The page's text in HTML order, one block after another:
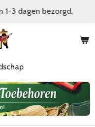
1-3 dagen bezorgd.